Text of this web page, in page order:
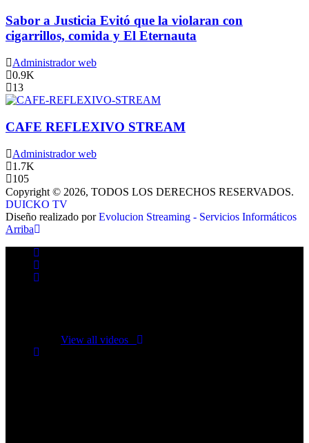
Sabor a Justicia Evitó que la violaran con
cigarrillos, comida y El Eternauta
Administrador web
0.9K
13
CAFE REFLEXIVO STREAM
Administrador web
1.7K
105
Copyright © 2026, TODOS LOS DERECHOS RESERVADOS.
DUICKO TV
Diseño realizado porEvolucion Streaming - Servicios Informáticos
Arriba
View all videos